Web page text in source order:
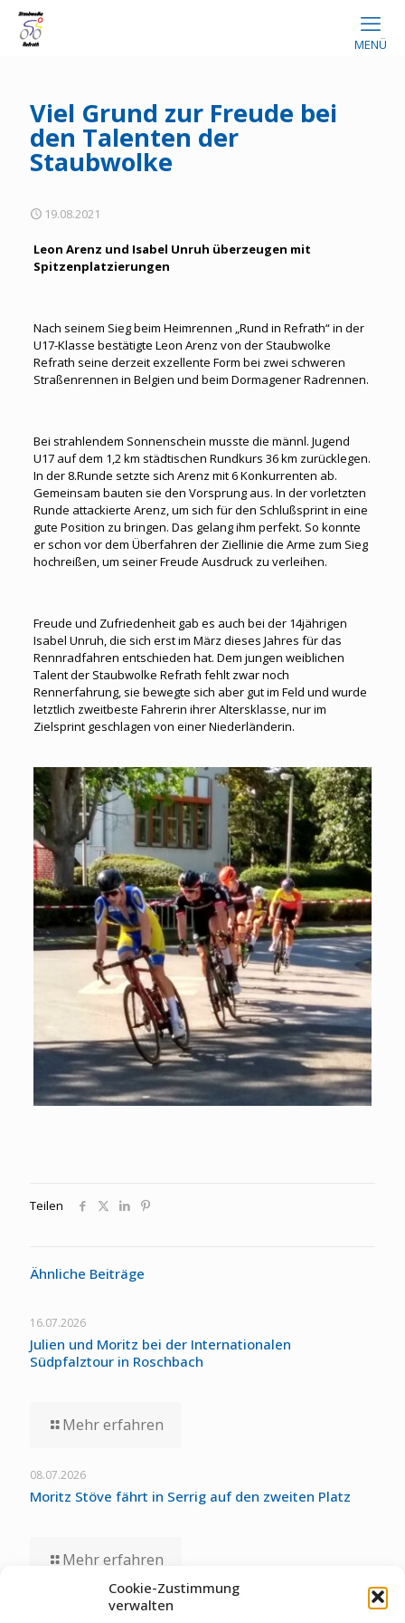
Cookie-Zustimmung
verwalten
MENÜ
Viel Grund zur Freude bei
den Talenten der
Staubwolke
19.08.2021
Leon Arenz und Isabel Unruh überzeugen mit
Spitzenplatzierungen
Nach seinem Sieg beim Heimrennen „Rund in Refrath“ in der
U17-Klasse bestätigte Leon Arenz von der Staubwolke
Refrath seine derzeit exzellente Form bei zwei schweren
Straßenrennen in Belgien und beim Dormagener Radrennen.
Bei strahlendem Sonnenschein musste die männl. Jugend
U17 auf dem 1,2 km städtischen Rundkurs 36 km zurücklegen.
In der 8.Runde setzte sich Arenz mit 6 Konkurrenten ab.
Gemeinsam bauten sie den Vorsprung aus. In der vorletzten
Runde attackierte Arenz, um sich für den Schlußsprint in eine
gute Position zu bringen. Das gelang ihm perfekt. So konnte
er schon vor dem Überfahren der Ziellinie die Arme zum Sieg
hochreißen, um seiner Freude Ausdruck zu verleihen.
Freude und Zufriedenheit gab es auch bei der 14jährigen
Isabel Unruh, die sich erst im März dieses Jahres für das
Rennradfahren entschieden hat. Dem jungen weiblichen
Talent der Staubwolke Refrath fehlt zwar noch
Rennerfahrung, sie bewegte sich aber gut im Feld und wurde
letztlich zweitbeste Fahrerin ihrer Altersklasse, nur im
Zielsprint geschlagen von einer Niederländerin.
Teilen
Ähnliche Beiträge
16.07.2026
Julien und Moritz bei der Internationalen
Südpfalztour in Roschbach
Mehr erfahren
08.07.2026
Moritz Stöve fährt in Serrig auf den zweiten Platz
Mehr erfahren